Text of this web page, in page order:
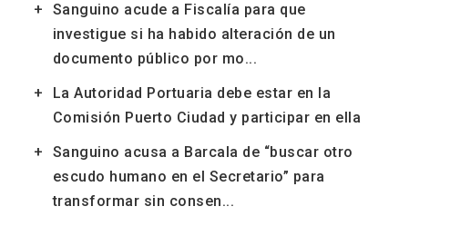
Sanguino acude a Fiscalía para que
investigue si ha habido alteración de un
documento público por mo...
La Autoridad Portuaria debe estar en la
Comisión Puerto Ciudad y participar en ella
Sanguino acusa a Barcala de “buscar otro
escudo humano en el Secretario” para
transformar sin consen...